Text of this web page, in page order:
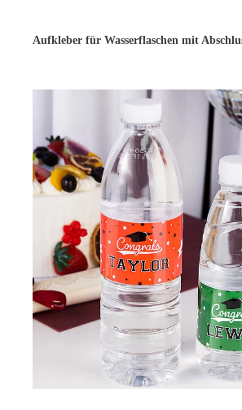
Aufkleber für Wasserflaschen mit